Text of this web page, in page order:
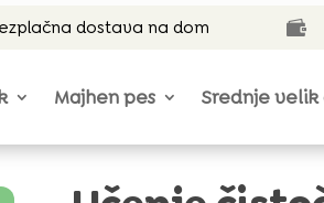
dostava na dom 
Majhen pes Srednje